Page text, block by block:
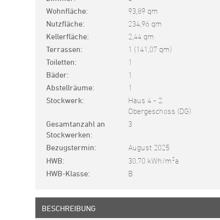
Wohnfläche
93,89 qm
Nutzfläche
234,96 qm
Kellerfläche
2,44 qm
Terrassen
1 (141,07 qm)
Toiletten
1
Bäder
1
Abstellräume
1
Stockwerk
Haus 4 - 2.
Obergeschoss (DG)
Gesamtanzahl an
Stockwerken
3
Bezugstermin
August 2025
HWB
30.70 kWh/m 2a
HWB-Klasse
B
BESCHREIBUNG